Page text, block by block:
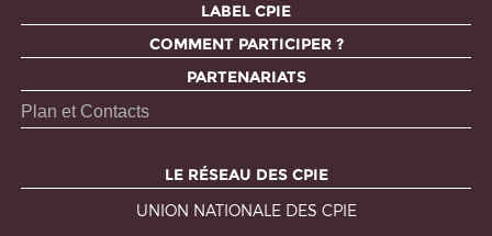
LABEL CPIE
COMMENT PARTICIPER ?
PARTENARIATS
Plan et Contacts
LE RÉSEAU DES CPIE
UNION NATIONALE DES CPIE